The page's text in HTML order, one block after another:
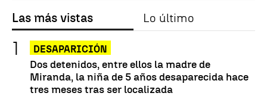
Las más vistas Lo último
DESAPARICIÓN
Dos detenidos, entre ellos la madre de
Miranda, la niña de 5 años desaparecida hace
tres meses tras ser localizada